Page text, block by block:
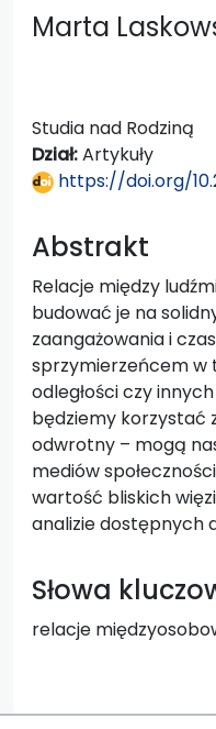
Marta
Studia nad Rodziną
Dział:Artykuły
https://doi.org/
Abstrakt
Relacje między
budować je na
zaangażowania i
sprzymierzeńcem w
odległości czy
będziemy korzystać
odwrotny – mogą
mediów
wartość bliskich
analizie dostępnych
Słowa
relacje